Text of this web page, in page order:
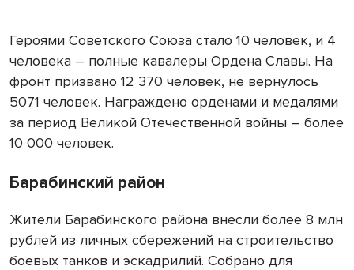
Героями Советского Союза стало 10 человек, и 4
человека – полные кавалеры Ордена Славы. На
фронт призвано 12 370 человек, не вернулось
5071 человек. Награждено орденами и медалями
за период Великой Отечественной войны – более
10 000 человек.
Барабинский район
Жители Барабинского района внесли более 8 млн
рублей из личных сбережений на строительство
боевых танков и эскадрилий. Собрано для